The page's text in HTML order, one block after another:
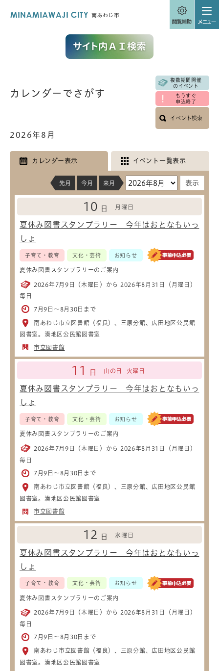
文
カレンダーでさがす
複数期間開催
のイベント
もうすぐ
申込終了
イベント検索
2026年8月
カレンダー表示 イベント一覧表示
先月 今月 来月
10 日 月曜日
夏休み図書スタンプラリー 今年はおとなもいっ
しょ
子育て・教育 文化・芸術 お知らせ
夏休み図書スタンプラリーのご案内
2026年7月9日（木曜日）から 2026年8月31日（月曜日）
毎日
7月9日～8月30日まで
南あわじ市立図書館（福良）、三原分館、広田地区公民館
図書室。湊地区公民館図書室
市立図書館
11 日 山の日 火曜日
夏休み図書スタンプラリー 今年はおとなもいっ
しょ
子育て・教育 文化・芸術 お知らせ
夏休み図書スタンプラリーのご案内
2026年7月9日（木曜日）から 2026年8月31日（月曜日）
毎日
7月9日～8月30日まで
南あわじ市立図書館（福良）、三原分館、広田地区公民館
図書室。湊地区公民館図書室
市立図書館
12 日 水曜日
夏休み図書スタンプラリー 今年はおとなもいっ
しょ
子育て・教育 文化・芸術 お知らせ
夏休み図書スタンプラリーのご案内
2026年7月9日（木曜日）から 2026年8月31日（月曜日）
毎日
7月9日～8月30日まで
南あわじ市立図書館（福良）、三原分館、広田地区公民館
図書室。湊地区公民館図書室